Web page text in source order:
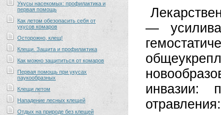
Укусы насекомых: профилактика и
первая помощь
Как летом обезопасить себя от
укусов комаров
Осторожно, клещ!
Клещи. Защита и профилактика
Как можно защититься от комаров
Первая помощь при укусах
паукообразных
Клещи летом
Нападение лесных клещей
Отдых на природе без клещей
—
инвазии: